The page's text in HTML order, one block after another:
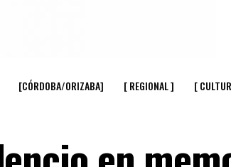
[CÓRDOBA/ORIZABA] [ REGIONAL ] [